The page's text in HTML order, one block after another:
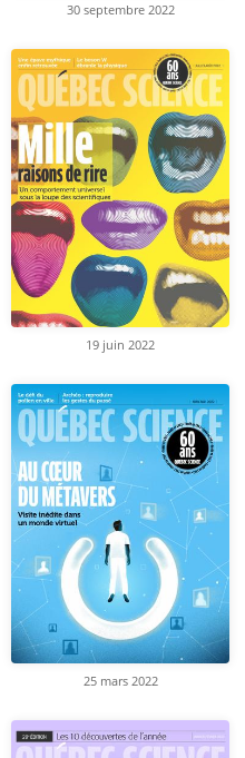
30 septembre 2022
19 juin 2022
25 mars 2022